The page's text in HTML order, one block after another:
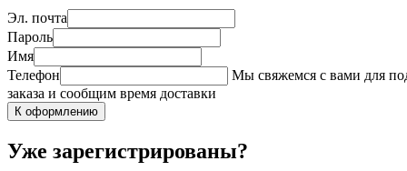
Эл. почта
Пароль
Имя
Телефон
Мы свяжемся с вами для
заказа и сообщим время доставки
К оформлению
Уже зарегистрированы?